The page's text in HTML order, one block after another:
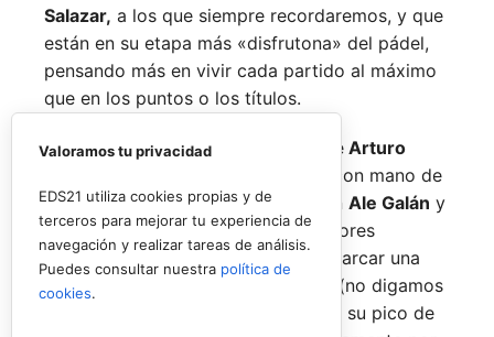
Salazar, a los que siempre recordaremos, y que
están en su etapa más «disfrutona» del pádel,
pensando más en vivir cada partido al máximo
que en los puntos o los títulos.
No por ello hemos de olvidarnos de Arturo
que rigen con mano de
hierro el circuito pero que tienen en Ale Galán y
enFede Chingottoa dos competidores
sublimes. Dos parejas llamadas a marcar una
época por lo difícil que es jugarles (no digamos
ya ganarles) y que cuando están en su pico de
Valoramos tu privacidad
EDS21 utiliza cookies propias y de
terceros para mejorar tu experiencia de
navegación y realizar tareas de análisis.
Puedes consultar nuestra política de
cookies.